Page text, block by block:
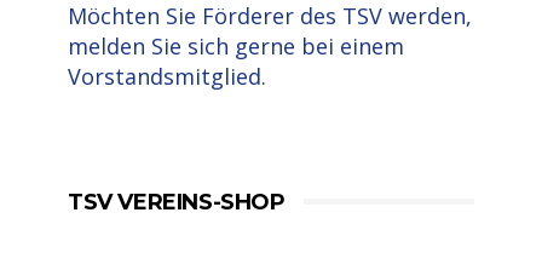
Möchten Sie Förderer des TSV werden,
melden Sie sich gerne bei einem
Vorstandsmitglied.
TSV VEREINS-SHOP